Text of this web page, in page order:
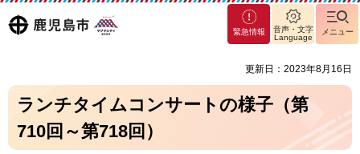
鹿児島
マグ
マシ
緊急情報
音声・文字
Language
メニュー
更新日：2023年8月16日
ランチタイムコンサートの様子（第
710回～第718回）